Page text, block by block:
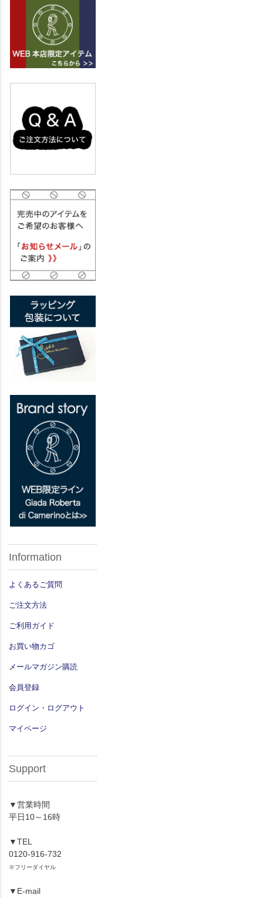
Information
よくあるご質問
ご注文方法
ご利用ガイド
お買い物カゴ
メールマガジン購読
会員登録
ログイン・ログアウト
マイページ
Support
▼営業時間
平日10～16時
▼TEL
0120-916-732
※フリーダイヤル
▼E-mail